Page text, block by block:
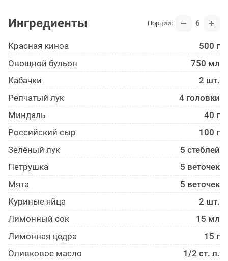
Ингредиенты Порции: 6
Красная киноа
500 г
Овощной бульон
750 мл
Кабачки
2 шт.
Репчатый лук
4 головки
Миндаль
40 г
Российский сыр
100 г
Зелёный лук
5 стеблей
Петрушка
5 веточек
Мята
5 веточек
Куриные яйца
2 шт.
Лимонный сок
15 мл
Лимонная цедра
15 г
Оливковое масло
1/2 ст. л.